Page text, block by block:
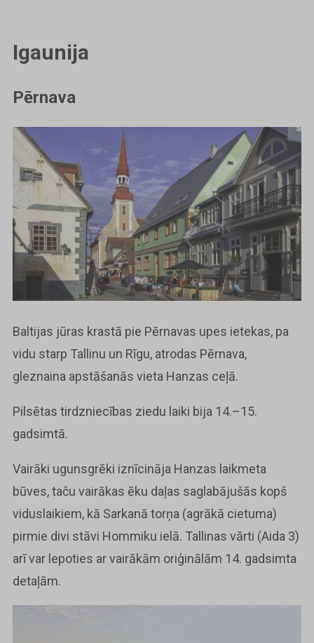
Igaunija
Pērnava
Baltijas jūras krastā pie Pērnavas upes ietekas, pa
vidu starp Tallinu un Rīgu, atrodas Pērnava,
gleznaina apstāšanās vieta Hanzas ceļā.
Pilsētas tirdzniecības ziedu laiki bija 14.–15.
gadsimtā.
Vairāki ugunsgrēki iznīcināja Hanzas laikmeta
būves, taču vairākas ēku daļas saglabājušās kopš
viduslaikiem, kā Sarkanā torņa (agrākā cietuma)
pirmie divi stāvi Hommiku ielā. Tallinas vārti (Aida 3)
arī var lepoties ar vairākām oriģinālām 14. gadsimta
detaļām.